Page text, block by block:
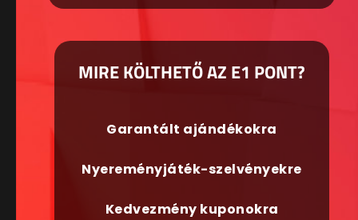
MIRE KÖLTHETŐ AZ E1 PONT?
Garantált ajándékokra
Nyereményjáték-szelvényekre
Kedvezmény kuponokra